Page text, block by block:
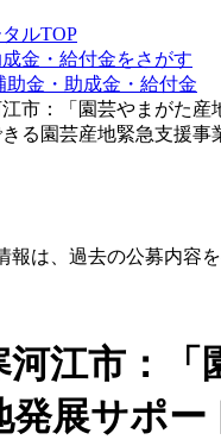
ルTOP
金・給付金をさがす
助金・助成金・給付金
市：「園芸やまがた産
る園芸産地緊急支援事
報は、過去の公募内容
河江市：「
発展サポー